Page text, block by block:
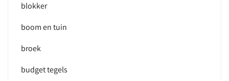
blokker
boom en tuin
broek
budget tegels